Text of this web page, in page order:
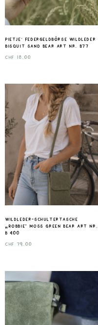
Pietje‘ Federgeldbörse Wildleder
bisquit sand Bear art nr. B77
CHF 18.00
Wildleder-Schultertasche
„Robbie“ Moss Green Bear Art nr.
B 400
CHF 79.00